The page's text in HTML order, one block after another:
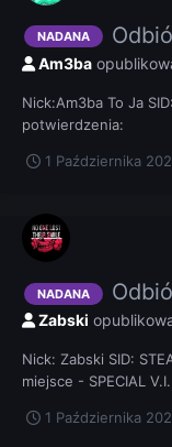
NADANA
Am3ba
Nick:Am3ba To Ja
potwierdzenia:
1 Października
NADANA
Zabski
Nick: Zabski SID:
miejsce - SPECIAL
1 Października